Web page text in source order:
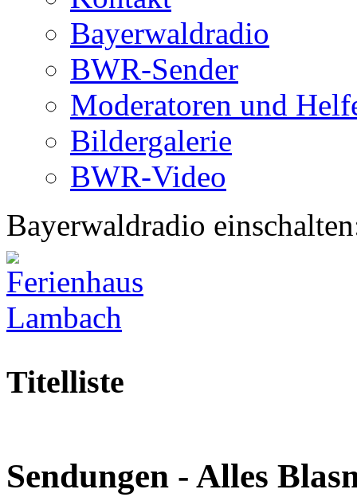
Bayerwaldradio
BWR-Sender
Moderatoren und
Bildergalerie
BWR-Video
Bayerwaldradio
Titelliste
Sendungen - Alles